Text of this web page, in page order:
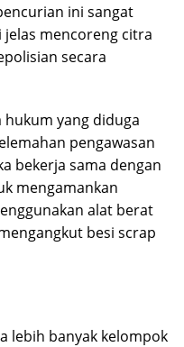
ini sangat
mencoreng citra
secara
yang diduga
pengawasan
bekerja sama dengan
mengamankan
alat berat
besi scrap
lebih banyak kelompok